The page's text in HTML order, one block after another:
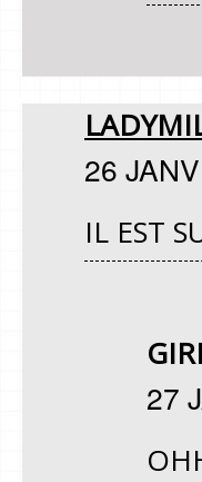
26
IL EST
27